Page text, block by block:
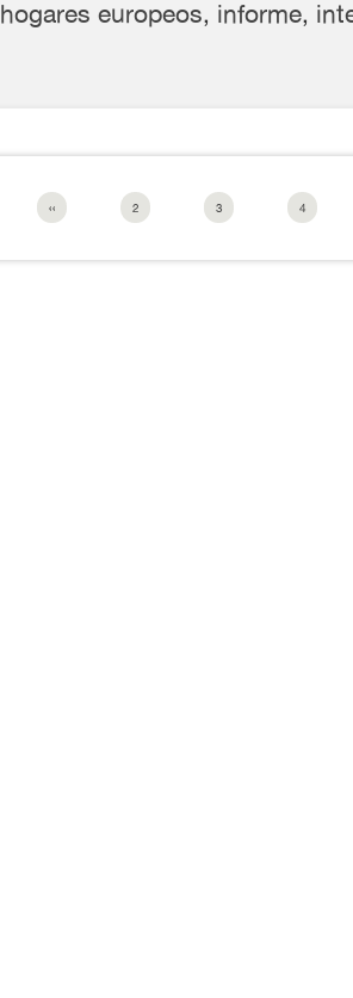
hogares europeos, informe,
‹‹ 2 3 4